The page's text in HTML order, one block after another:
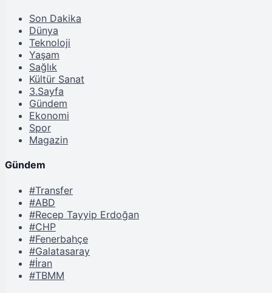
Son Dakika
Dünya
Teknoloji
Yaşam
Sağlık
Kültür Sanat
3.Sayfa
Gündem
Ekonomi
Spor
Magazin
Gündem
#Transfer
#ABD
#Recep Tayyip Erdoğan
#CHP
#Fenerbahçe
#Galatasaray
#İran
#TBMM